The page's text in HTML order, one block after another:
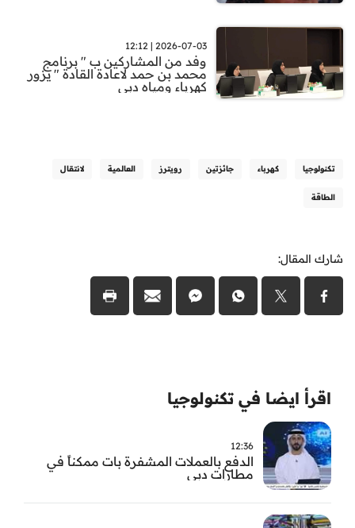
2026-07-03 | 12:12
وفد من المشاركين ب " برنامج
محمد بن حمد لاعادة القادة " يزور
كهرباء ومياه دبي
تكنولوجيا كهرباء جائزتين رويترز العالمية لانتقال
الطاقة
شارك المقال:
اقرأ ايضا في تكنولوجيا
12:36
الدفع بالعملات المشفرة بات ممكناً في
مطارات دبي